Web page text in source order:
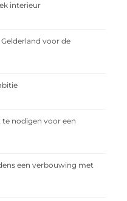
interieur
voor de
nodigen voor een
een verbouwing met